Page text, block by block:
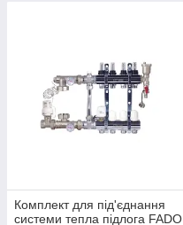
Комплект для під'єднання
системи тепла підлога FADO